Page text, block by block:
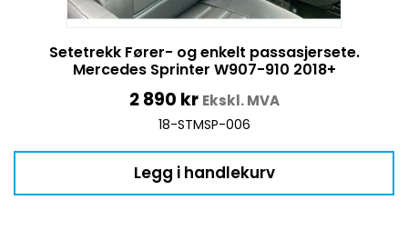
Setetrekk Fører- og enkelt passasjersete.
Mercedes Sprinter W907-910 2018+
2 890 kr Ekskl. MVA
18-STMSP-006
Legg i handlekurv